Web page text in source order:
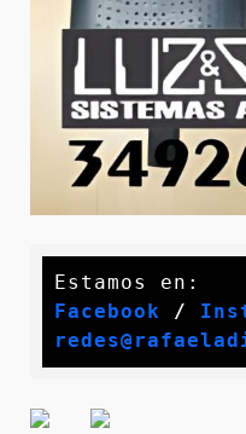
Facebook /